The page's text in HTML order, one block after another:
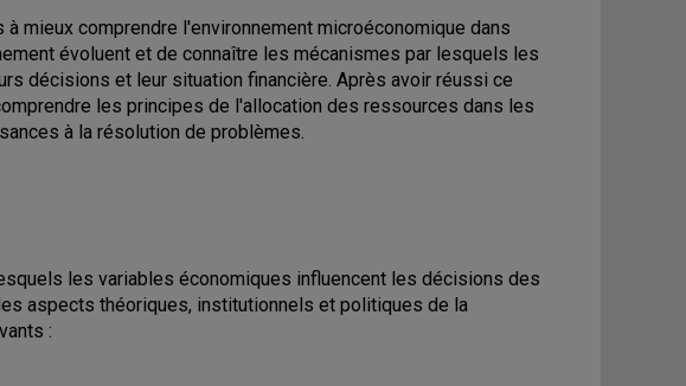
mieux comprendre l'environnement microéconomique dans
évoluent et de connaître les mécanismes par lesquels les
décisions et leur situation financière. Après avoir réussi ce
les principes de l'allocation des ressources dans les
à la résolution de problèmes.
les variables économiques influencent les décisions des
aspects théoriques, institutionnels et politiques de la
: